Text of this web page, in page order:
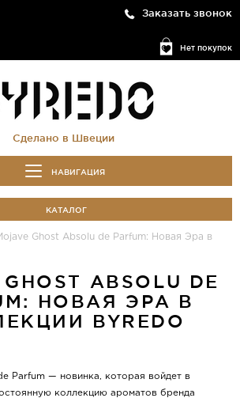
Заказать звонок
Нет покупок
Сделано в Швеции
НАВИГАЦИЯ
КАТАЛОГ
Ghost Absolu de Parfum: Новая Эра в
ABSOLU DE
НОВАЯ ЭРА В
BYREDO
Parfum — новинка, которая войдет в
коллекцию ароматов бренда